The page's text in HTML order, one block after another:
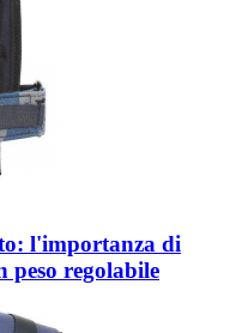
l'importanza di
peso regolabile